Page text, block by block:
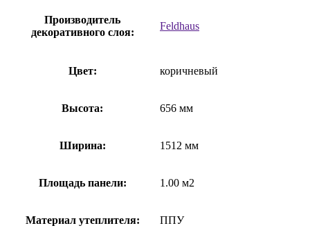
Производитель
декоративного слоя:
Feldhaus
Цвет: коричневый
Высота: 656 мм
Ширина: 1512 мм
Площадь панели: 1.00 м2
Материал утеплителя: ППУ